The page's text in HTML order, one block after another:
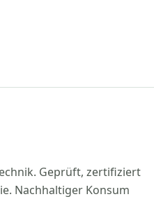
Geprüft, zertifiziert
Nachhaltiger Konsum